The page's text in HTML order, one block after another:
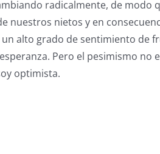
radicalmente, de
nuestros nietos y en
alto grado de sentimiento de
Pero el pesimismo
optimista.